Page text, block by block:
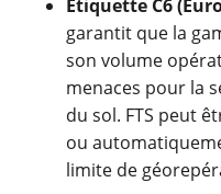
Étiquette C6
garantit que la
son volume
menaces pour la
du sol. FTS peut
ou
limite de